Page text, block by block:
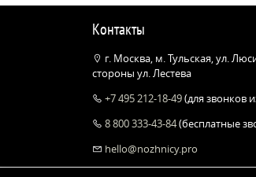
Контакты
г. Москва, м. Тульская, ул.
стороны ул. Лестева
+7 495 212-18-49(для звонков
8 800 333-43-84(бесплатные
hello@nozhnicy.pro